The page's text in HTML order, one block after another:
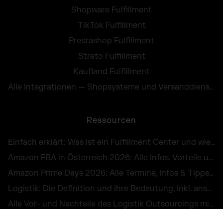
Shopware Fulfillment
TikTok Fulfillment
Prestashop Fulfillment
Strato Fulfillment
Kaufland Fulfillment
Alle Integrationen — Shopsysteme und Versanddienste
Ressourcen
Einfach erklärt: Was ist ein Fulfillment Center und wie funktioniert es in Österreich?
Amazon FBA in Österreich 2026: Alle Infos, Vorteile und Kosten von Fulfillment by Amazon
Amazon Prime Days 2026: Alle Termine, Infos & Tipps für die E-Commerce-Peak Season
Logistik: Die Definition und ihre Bedeutung, inkl. anschaulicher Beispiele
Alle Vor- und Nachteile des Logistik Outsourcings mit praktischen Beispielen